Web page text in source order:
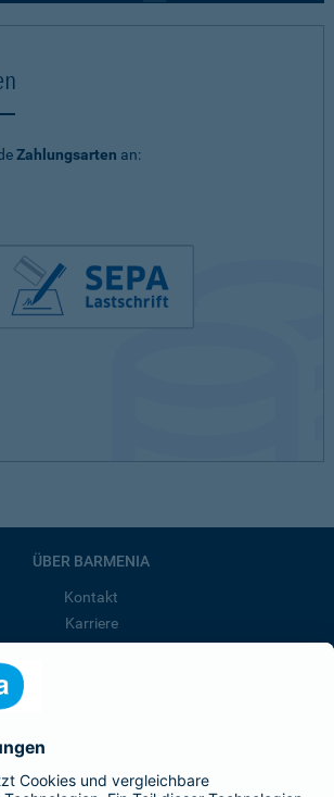
Zahlungsarten an:
ÜBER BARMENIA
Kontakt
Karriere
ist Teil der BarmeniaGothaer